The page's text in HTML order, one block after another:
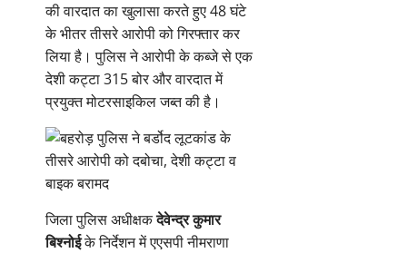
की वारदात का खुलासा करते हुए 48 घंटे
के भीतर तीसरे आरोपी को गिरफ्तार कर
लिया है। पुलिस ने आरोपी के कब्जे से एक
देशी कट्टा 315 बोर और वारदात में
प्रयुक्त मोटरसाइकिल जब्त की है।
जिला पुलिस अधीक्षकदेवेन्द्र कुमार
बिश्नोईके निर्देशन में एएसपी नीमराणा